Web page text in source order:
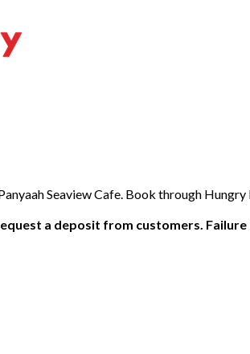
Seaview Cafe. Book through
a deposit from customers.